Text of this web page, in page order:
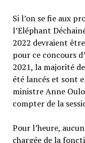
Si l’on se fie aux
l’Eléphant
2022 devraient
pour ce concours
2021, la majorité
été lancés et sont
ministre Anne
compter de la
Pour l’heure,
chargée de la